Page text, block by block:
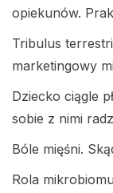
opiekunów.
Tribulus
marketingowy
Dziecko ciągle
sobie z nimi
Bóle mięśni.
Rola